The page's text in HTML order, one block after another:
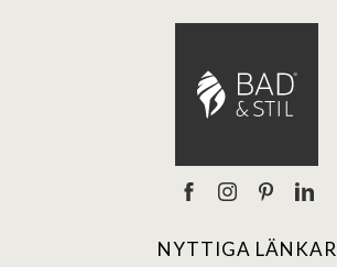
NYTTIGA LÄNKAR